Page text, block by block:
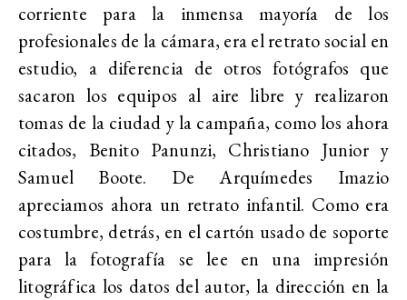
corriente para la inmensa mayoría de los
profesionales de la cámara, era el retrato social en
estudio, a diferencia de otros fotógrafos que
sacaron los equipos al aire libre y realizaron
tomas de la ciudad y la campaña, como los ahora
citados, Benito Panunzi, Christiano Junior y
Samuel Boote. De Arquímedes Imazio
apreciamos ahora un retrato infantil. Como era
costumbre, detrás, en el cartón usado de soporte
para la fotografía se lee en una impresión
litográfica los datos del autor, la dirección en la